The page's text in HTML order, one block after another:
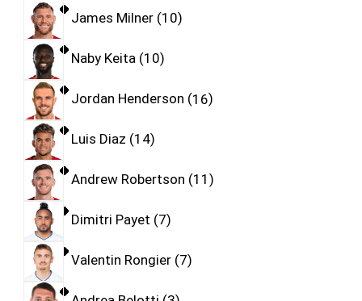
James Milner 10
Naby Keita 10
Jordan Henderson 16
Luis Diaz 14
Andrew Robertson 11
Dimitri Payet 7
Valentin Rongier 7